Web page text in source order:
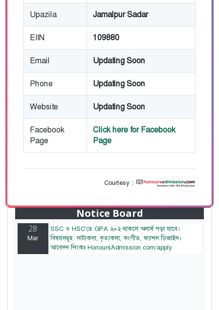
Upazila Jamalpur Sadar
EIIN 109880
Email Updating Soon
Phone Updating Soon
Website Updating Soon
Facebook
Page
Click here for Facebook
Page
Courtesy :
Notice Board
টাকা। আবেদন লিংকঃ HonoursAdmission.com/apply
28
Mar
SSC ও HSC'তে GPA ২+২ থাকলে অনার্স পড়া যাবে।
বিষয়সমূহ: নাট্যকলা, নৃত্যকলা, সংগীত, ফ্যাশন ডিজাইন।
আবেদন লিংকঃ HonoursAdmission.com/apply